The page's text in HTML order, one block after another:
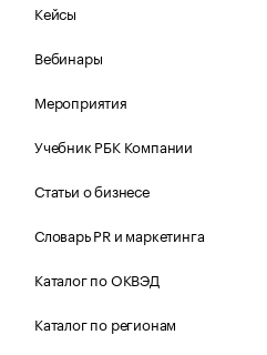
Кейсы
Вебинары
Мероприятия
Учебник РБК Компании
Статьи о бизнесе
Словарь PR и маркетинга
Каталог по ОКВЭД
Каталог по регионам